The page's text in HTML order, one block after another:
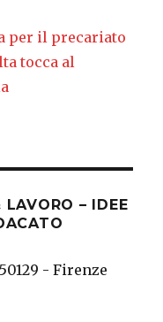
per il precariato
tocca al
– IDEE
- Firenze